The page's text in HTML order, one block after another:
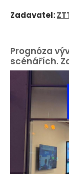
Zadavatel:
Prognóza
scénářích.